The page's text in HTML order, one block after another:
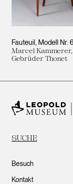
Fauteuil, Modell Nr.
Marcel Kammerer,
Gebrüder Thonet
SUCHE
Besuch
Kontakt